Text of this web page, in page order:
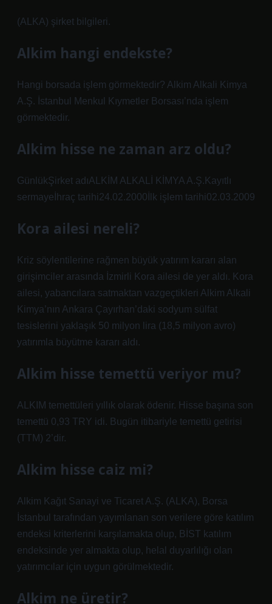
(ALKA) şirket bilgileri.
Alkim hangi endekste?
Hangi borsada işlem görmektedir? Alkim Alkali Kimya
A.Ş. İstanbul Menkul Kıymetler Borsası’nda işlem
görmektedir.
Alkim hisse ne zaman arz oldu?
GünlükŞirket adıALKİM ALKALİ KİMYA A.Ş.Kayıtlı
sermayeİhraç tarihi24.02.2000İlk işlem tarihi02.03.2009
Kora ailesi nereli?
Kriz söylentilerine rağmen büyük yatırım kararı alan
girişimciler arasında İzmirli Kora ailesi de yer aldı. Kora
ailesi, yabancılara satmaktan vazgeçtikleri Alkim Alkali
Kimya’nın Ankara Çayırhan’daki sodyum sülfat
tesislerini yaklaşık 50 milyon lira (18,5 milyon avro)
yatırımla büyütme kararı aldı.
Alkim hisse temettü veriyor mu?
ALKIM temettüleri yıllık olarak ödenir. Hisse başına son
temettü 0,93 TRY idi. Bugün itibariyle temettü getirisi
(TTM) 2’dir.
Alkim hisse caiz mi?
Alkim Kağıt Sanayi ve Ticaret A.Ş. (ALKA), Borsa
İstanbul tarafından yayımlanan son verilere göre katılım
endeksi kriterlerini karşılamakta olup, BİST katılım
endeksinde yer almakta olup, helal duyarlılığı olan
yatırımcılar için uygun görülmektedir.
Alkim ne üretir?